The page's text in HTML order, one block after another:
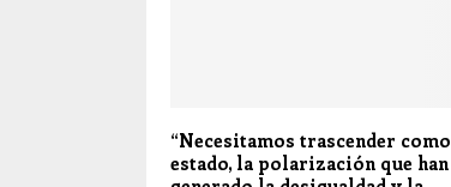
“Necesitamos trascender como
estado, la polarización que han